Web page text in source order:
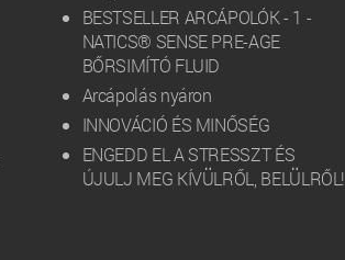
BESTSELLER ARCÁPOLÓK - 1 -
NATICS® SENSE PRE-AGE
BŐRSIMÍTÓ FLUID
Arcápolás nyáron
INNOVÁCIÓ ÉS MINŐSÉG
ENGEDD EL A STRESSZT ÉS
ÚJULJ MEG KÍVÜLRŐL, BELÜLRŐL!